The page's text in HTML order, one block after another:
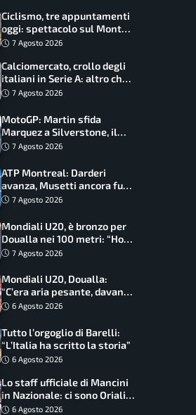
Ciclismo, tre appuntamenti
oggi: spettacolo sul Mont
Ventoux, orari e come
7 Agosto 2026
Calciomercato, crollo degli
italiani in Serie A: altro che
svolta dopo il Mondiale
7 Agosto 2026
MotoGP: Martin sfida
Marquez a Silverstone, il
programma e gli orari
7 Agosto 2026
ATP Montreal: Darderi
avanza, Musetti ancora fuori
con Jodar
7 Agosto 2026
Mondiali U20, è bronzo per
Doualla nei 100 metri: “Ho
scacciato l’ansia”
7 Agosto 2026
Mondiali U20, Doualla:
“C’era aria pesante, davano
le mascherine! Finale? Non
6 Agosto 2026
Tutto l’orgoglio di Barelli:
“L’Italia ha scritto la storia”
6 Agosto 2026
Lo staff ufficiale di Mancini
in Nazionale: ci sono Oriali e
Bonucci, confermato un
6 Agosto 2026